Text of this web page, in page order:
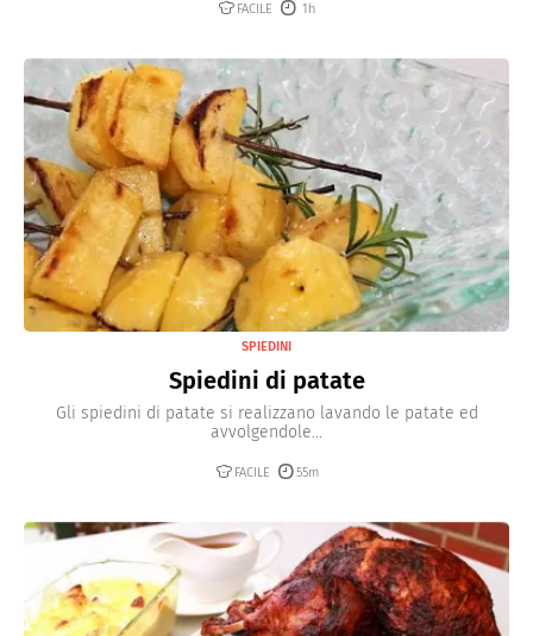
FACILE 1h
SPIEDINI
Spiedini di patate
Gli spiedini di patate si realizzano lavando le patate ed
avvolgendole...
FACILE 55m